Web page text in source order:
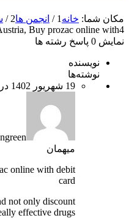
مکان شما: خانه 1
/ انجمن ها2
/
Buy prozac online with4
نمایش 0 پاسخ رشته ها
نویسنده
نوشته‌ها
19 شهریور 1402 در 5:23 ق.ظ
میهمان
online with debit
card
not only discount
effective drugs!